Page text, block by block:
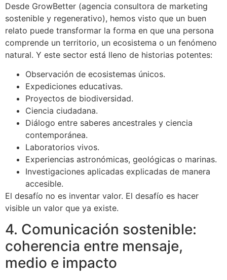
Desde GrowBetter (agencia consultora de marketing
sostenible y regenerativo), hemos visto que un buen
relato puede transformar la forma en que una persona
comprende un territorio, un ecosistema o un fenómeno
natural. Y este sector está lleno de historias potentes:
Observación de ecosistemas únicos.
Expediciones educativas.
Proyectos de biodiversidad.
Ciencia ciudadana.
Diálogo entre saberes ancestrales y ciencia
contemporánea.
Laboratorios vivos.
Experiencias astronómicas, geológicas o marinas.
Investigaciones aplicadas explicadas de manera
accesible.
El desafío no es inventar valor. El desafío es hacer
visible un valor que ya existe.
4. Comunicación sostenible:
coherencia entre mensaje,
medio e impacto